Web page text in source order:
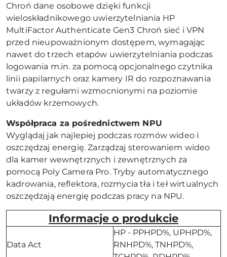
Chroń dane osobowe dzięki funkcji
wieloskładnikowego uwierzytelniania HP
MultiFactor Authenticate Gen3 Chroń sieć i VPN
przed nieupoważnionym dostępem, wymagając
nawet do trzech etapów uwierzytelniania podczas
logowania m.in. za pomocą opcjonalnego czytnika
linii papilarnych oraz kamery IR do rozpoznawania
twarzy z regułami wzmocnionymi na poziomie
układów krzemowych.
Współpraca za pośrednictwem NPU
Wyglądaj jak najlepiej podczas rozmów wideo i
oszczędzaj energię. Zarządzaj sterowaniem wideo
dla kamer wewnętrznych i zewnętrznych za
pomocą Poly Camera Pro. Tryby automatycznego
kadrowania, reflektora, rozmycia tła i teł wirtualnych
oszczędzają energię podczas pracy na NPU.
Informacje o produkcie
Data Act
HP - PPHPD%, UPHPD%,
RNHPD%, TNHPD%,